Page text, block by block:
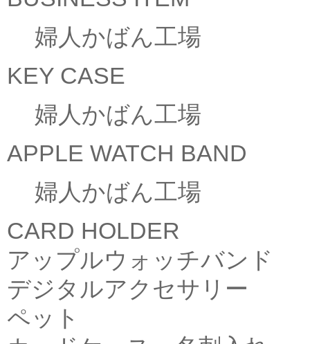
婦人かばん工場
KEY CASE
婦人かばん工場
APPLE WATCH BAND
婦人かばん工場
CARD HOLDER
アップルウォッチバンド
デジタルアクセサリー
ペット